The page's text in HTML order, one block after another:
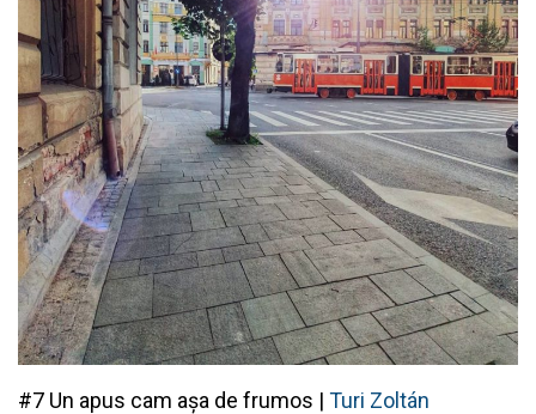
#7 Un apus cam așa de frumos | Turi Zoltán